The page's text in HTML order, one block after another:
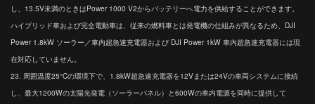
し、13.5V未満のときはPower 1000 V2からバッテリーへ電力を供給することができます。
ハイブリッド車および完全電動車は、従来の燃料車とは発電機の仕組みが異なるため、DJI
Power 1.8kW ソーラー／車内超急速充電器および DJI Power 1kW 車内超急速充電器には現
在対応していません。
23. 周囲温度25°Cの環境下で、1.8kW超急速充電器を12Vまたは24Vの車両システムに接続
し、最大1200Wの太陽光発電（ソーラーパネル）と600Wの車内電源を同時に提供して